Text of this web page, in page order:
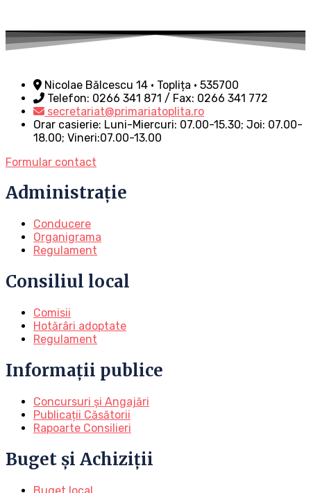
Nicolae Bălcescu 14 • Toplița • 535700
Telefon: 0266 341 871 / Fax: 0266 341 772
secretariat@primariatoplita.ro
Orar casierie: Luni-Miercuri: 07.00-15.30; Joi: 07.00-
18.00; Vineri:07.00-13.00
Formular contact
Administrație
Conducere
Organigrama
Regulament
Consiliul local
Comisii
Hotărâri adoptate
Regulament
Informații publice
Concursuri și Angajări
Publicații Căsătorii
Rapoarte Consilieri
Buget și Achiziții